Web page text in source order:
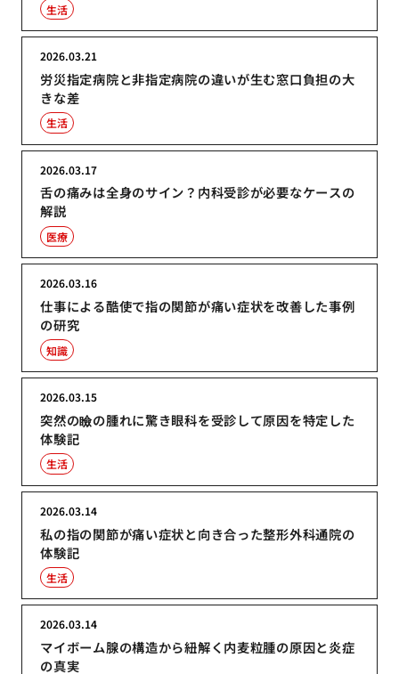
生活
労災指定病院と非指定病院の違いが生む窓口負担の大
きな差
2026.03.21
生活
舌の痛みは全身のサイン？内科受診が必要なケースの
解説
2026.03.17
医療
仕事による酷使で指の関節が痛い症状を改善した事例
の研究
2026.03.16
知識
突然の瞼の腫れに驚き眼科を受診して原因を特定した
体験記
2026.03.15
生活
私の指の関節が痛い症状と向き合った整形外科通院の
体験記
2026.03.14
生活
マイボーム腺の構造から紐解く内麦粒腫の原因と炎症
の真実
2026.03.14